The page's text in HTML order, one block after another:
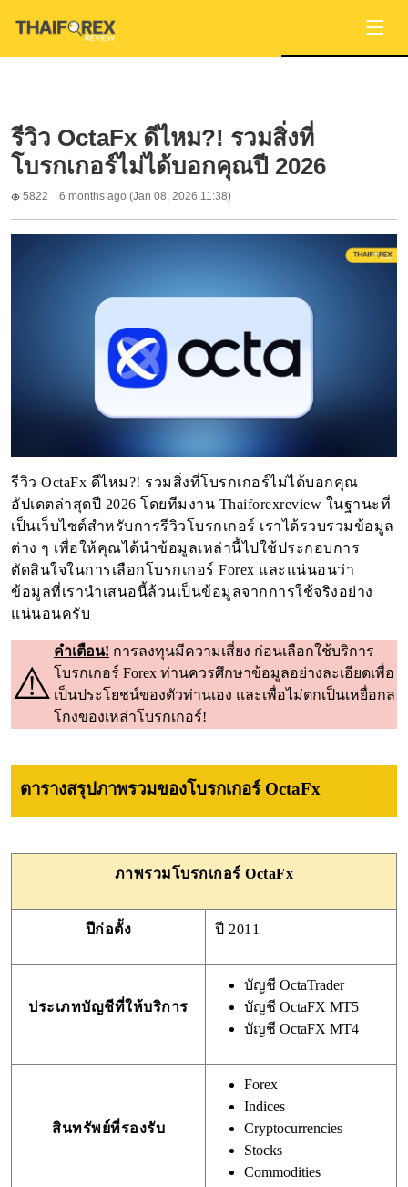
รีวิว OctaFx ดีไหม?! รวมสิ่งที่
โบรกเกอร์ไม่ได้บอกคุณปี 2026
5822 6 months ago (Jan 08, 2026 11:38)
รีวิว OctaFx ดีไหม?! รวมสิ่งที่โบรกเกอร์ไม่ได้บอกคุณ
อัปเดตล่าสุดปี 2026 โดยทีมงาน Thaiforexreview ในฐานะที่
เป็นเว็บไซต์สำหรับการรีวิวโบรกเกอร์ เราได้รวบรวมข้อมูล
ต่าง ๆ เพื่อให้คุณได้นำข้อมูลเหล่านี้ไปใช้ประกอบการ
ตัดสินใจในการเลือกโบรกเกอร์ Forex และแน่นอนว่า
ข้อมูลที่เรานำเสนอนี้ล้วนเป็นข้อมูลจากการใช้จริงอย่าง
แน่นอนครับ
⚠️
คำเตือน! การลงทุนมีความเสี่ยง ก่อนเลือกใช้บริการ
โบรกเกอร์ Forex ท่านควรศึกษาข้อมูลอย่างละเอียดเพื่อ
เป็นประโยชน์ของตัวท่านเอง และเพื่อไม่ตกเป็นเหยื่อกล
โกงของเหล่าโบรกเกอร์!
ตารางสรุปภาพรวมของโบรกเกอร์ OctaFx
ภาพรวมโบรกเกอร์ OctaFx
ปีก่อตั้ง ปี 2011
ประเภทบัญชีที่ให้บริการ
บัญชี OctaTrader
บัญชี OctaFX MT5
บัญชี OctaFX MT4
สินทรัพย์ที่รองรับ
Forex
Indices
Cryptocurrencies
Stocks
Commodities